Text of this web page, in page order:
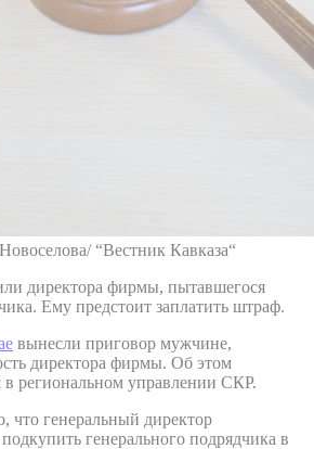
“Вестник Кавказа“
директора фирмы, пытавшегося
Ему предстоит заплатить штраф.
вынесли приговор мужчине,
директора фирмы. Об этом
в региональном управлении СКР.
что генеральный директор
генерального подрядчика в